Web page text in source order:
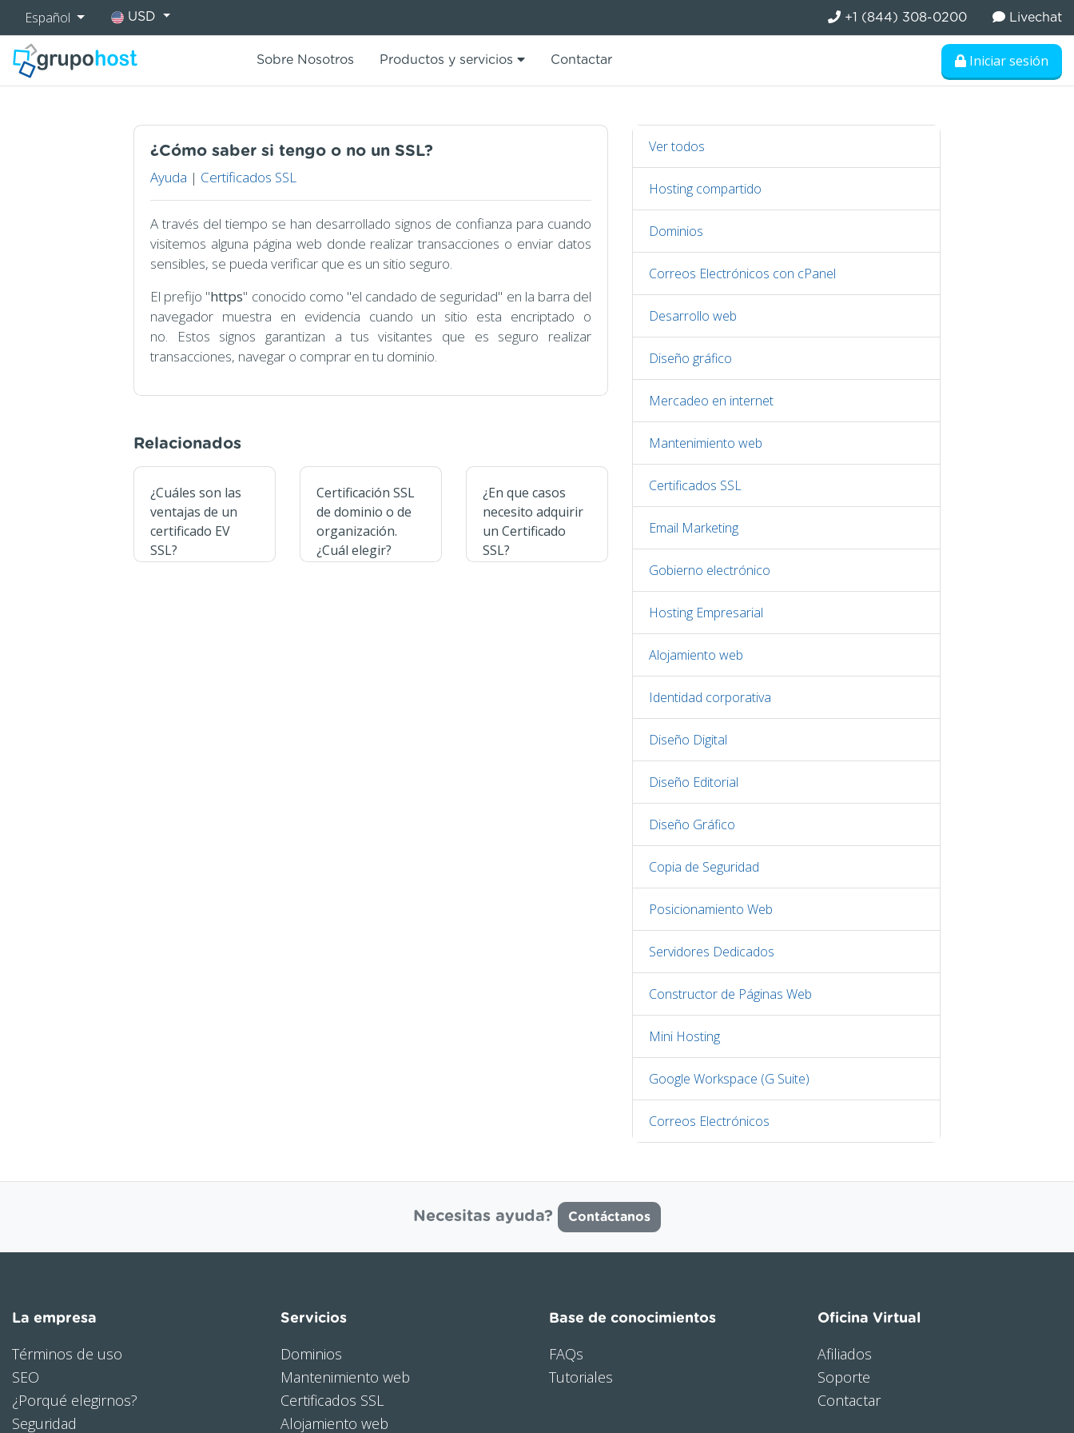
Español USD +1 (844) 308-0200 Livechat
Sobre Nosotros Productos y servicios Contactar Iniciar sesión
¿Cómo saber si tengo o no un SSL?
Ayuda | Certificados SSL
A través del tiempo se han desarrollado signos de confianza para cuando
visitemos alguna página web donde realizar transacciones o enviar datos
sensibles, se pueda verificar que es un sitio seguro.
El prefijo "https" conocido como "el candado de seguridad" en la barra del
navegador muestra en evidencia cuando un sitio esta encriptado o
no. Estos signos garantizan a tus visitantes que es seguro realizar
transacciones, navegar o comprar en tu dominio.
Relacionados
¿Cuáles son las
ventajas de un
certificado EV
SSL?
Certificación SSL
de dominio o de
organización.
¿Cuál elegir?
¿En que casos
necesito adquirir
un Certificado
SSL?
Ver todos
Hosting compartido
Dominios
Correos Electrónicos con cPanel
Desarrollo web
Diseño gráfico
Mercadeo en internet
Mantenimiento web
Certificados SSL
Email Marketing
Gobierno electrónico
Hosting Empresarial
Alojamiento web
Identidad corporativa
Diseño Digital
Diseño Editorial
Diseño Gráfico
Copia de Seguridad
Posicionamiento Web
Servidores Dedicados
Constructor de Páginas Web
Mini Hosting
Google Workspace (G Suite)
Correos Electrónicos
Necesitas ayuda? Contáctanos
La empresa
Términos de uso
SEO
¿Porqué elegirnos?
Seguridad
Servicios
Dominios
Mantenimiento web
Certificados SSL
Alojamiento web
Base de conocimientos
FAQs
Tutoriales
Oficina Virtual
Afiliados
Soporte
Contactar